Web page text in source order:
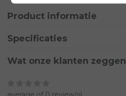
Product informatie
Specificaties
Wat onze klanten zeggen